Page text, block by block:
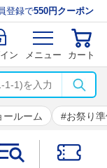
登録で550円クーポン
ン メニュー カート
ルーム お祭り